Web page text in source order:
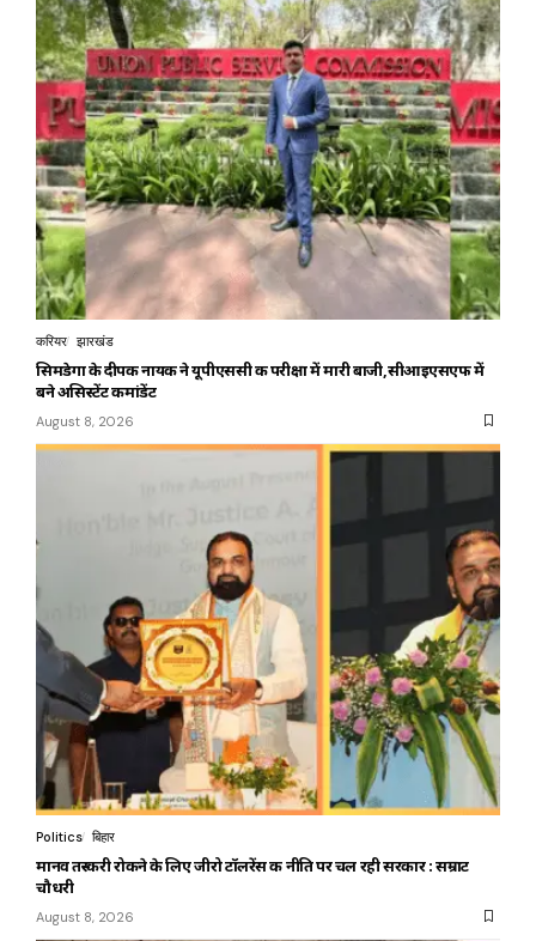
करियर झारखंड
सिमडेगा के दीपक नायक ने यूपीएससी की परीक्षा में मारी बाजी,सीआइएसएफ में
बने असिस्टेंट कमांडेंट
August 8, 2026
Politics बिहार
मानव तस्करी रोकने के लिए जीरो टॉलरेंस की नीति पर चल रही सरकार : सम्राट
चौधरी
August 8, 2026